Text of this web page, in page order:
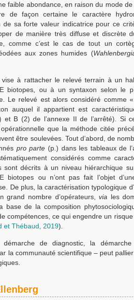
faible abondance, en raison du mode
de façon certaine le caractère
de sa forte valeur indicatrice pour ce
de manière très diffuse et discrète
comme c’est le cas de tout un
aux zones humides (
vise à rattacher le relevé terrain à un
biotopes, ou à un syntaxon selon le
Le relevé est alors considéré comme
auquel il appartient est
et B (2) de l’annexe II de l’arrêté). Si
que la méthode citée
être soulevées. Tout d’abord, de
pro parte (p.) dans les tableaux de
considérés comme
sont décrits à un niveau hiérarchique
biotopes ou n’ont pas fait l’objet
De plus, la caractérisation typologique
grand nombre d’opérateurs,via les
base de la composition
compétences, ce qui engendre un
et Thébaud, 2019).
démarche de diagnostic, la
la communauté scientifique – peut